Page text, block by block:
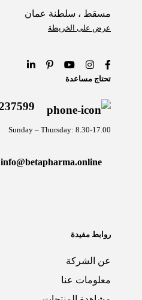
مسقط ، سلطنة عمان
عرض على الخريطة
تحتاج مساعدة
Sunday – Thursday: 8.30-17.00
info@betapharma.online
روابط مفيدة
عن الشركة
معلومات عنا